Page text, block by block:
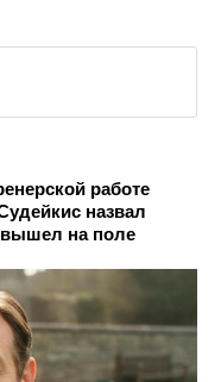
работе
назвал
вышел на поле